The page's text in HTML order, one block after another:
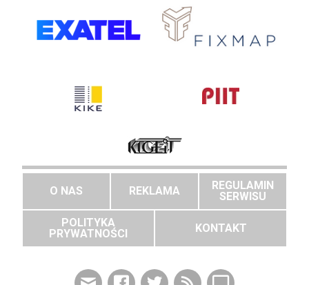
O NAS REKLAMA
REGULAMIN
SERWISU
POLITYKA
PRYWATNOŚCI
KONTAKT